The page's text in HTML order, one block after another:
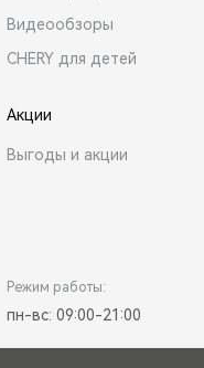
Видеообзоры
CHERY для детей
Акции
Выгоды и акции
Режим работы:
пн-вс: 09:00-21:00